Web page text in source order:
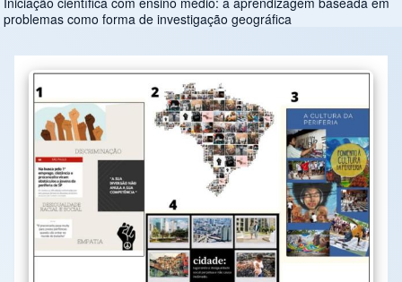
problemas como forma de investigação geográfica